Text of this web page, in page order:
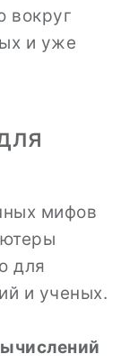
вокруг
и уже
мифов
для
и ученых.